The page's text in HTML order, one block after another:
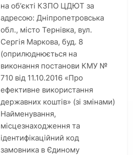
на об’єкті КЗПО ЦДЮТ за
адресою: Дніпропетровська
обл., місто Тернівка, вул.
Сергія Маркова, буд. 8
(оприлюднюється на
виконання постанови КМУ №
710 від 11.10.2016 «Про
ефективне використання
державних коштів» (зі змінами)
Найменування,
місцезнаходження та
ідентифікаційний код
замовника в Єдиному